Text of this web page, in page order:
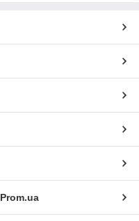
Prom.ua